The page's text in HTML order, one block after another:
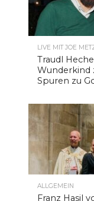
LIVE MIT JOE
Traudl
Wunderkind
Spuren zu
ALLGEMEIN
Franz Hasil